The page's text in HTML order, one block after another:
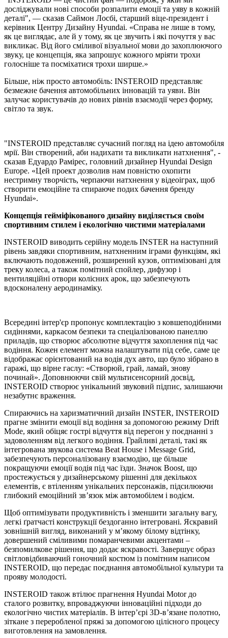
досліджували нові способи розпалити емоції та уяву в кожній
деталі", — сказав Саймон Лосбі, старший віце-президент і
керівник Центру Дизайну Hyundai. «Справа не лише в тому,
як це виглядає, але й у тому, як це звучить і які почуття у вас
викликає. Від його сміливої візуальної мови до захоплюючого
звуку, це концепція, яка запрошує кожного мріяти трохи
голосніше та посміхатися трохи ширше.»
Більше, ніж просто автомобіль: INSTEROID представляє
безмежне бачення автомобільних інновацій та уяви. Він
залучає користувачів до нових рівнів взаємодії через форму,
світло та звук.
"INSTEROID представляє сучасний погляд на ідею автомобіля
мрії. Він створений, аби надихати та викликати натхнення", -
сказав Едуардо Рамірес, головний дизайнер Hyundai Design
Europe. «Цей проект дозволив нам повністю охопити
нестримну творчість, черпаючи натхнення у відеоіграх, щоб
створити емоційне та спираюче подих бачення бренду
Hyundai».
Концепція гейміфікованого дизайну виділяється своїм
спортивним стилем і екологічно чистими матеріалами
INSTEROID виводить серійну модель INSTER на наступний
рівень завдяки спортивним, натхненним іграми функціям, які
включають подовжений, розширений кузов, оптимізовані для
треку колеса, а також помітний спойлер, дифузор і
вентиляційні отвори колісних арок, що забезпечують
вдосконалену аеродинаміку.
Всередині інтер'єр пропонує комплектацію з ковшеподібними
сидіннями, каркасом безпеки та спеціалізованою панеллю
приладів, що створює абсолютне відчуття захоплення під час
водіння. Кожен елемент можна налаштувати під себе, саме це
відображає орієнтований на водія дух авто, що було зібрано в
гаражі, що вірне гаслу: «Створюй, грай, ламай, знову
починай». Доповнюючи свій мультисенсорний досвід,
INSTEROID створює унікальний звуковий підпис, залишаючи
незабутнє враження.
Спираючись на харизматичний дизайн INSTER, INSTEROID
прагне змінити емоції від водіння за допомогою режиму Drift
Mode, який обіцяє гострі відчуття від перегон у поєднанні з
задоволенням від легкого водіння. Грайливі деталі, такі як
інтегрована звукова система Beat House і Message Grid,
забезпечують персоналізовану взаємодію, ще більше
покращуючи емоції водія під час їзди. Значок Boost, що
простежується у дизайнерському рішенні для декількох
елементів, є втіленням унікальних персонажів, підсилюючи
глибокий емоційний зв’язок між автомобілем і водієм.
Щоб оптимізувати продуктивність і зменшити загальну вагу,
легкі ґратчасті конструкції бездоганно інтегровані. Яскравий
зовнішній вигляд, виконаний у м’якому білому відтінку,
довершений сміливими помаранчевими акцентами –
безпомилкове рішення, що додає яскравості. Завершує образ
світловідбиваючий гоночний костюм із помітним написом
INSTEROID, що передає поєднання автомобільної культури та
прояву молодості.
INSTEROID також втілює прагнення Hyundai Motor до
сталого розвитку, впроваджуючи інноваційні підходи до
екологічно чистих матеріалів. В інтер’єрі 3D-в’язане полотно,
зіткане з переробленої пряжі за допомогою цілісного процесу
виготовлення на замовлення.